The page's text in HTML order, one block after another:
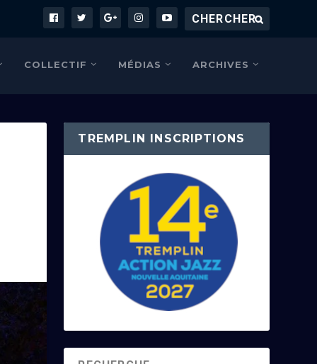
COLLECTIF MÉDIAS ARCHIVES
TREMPLIN INSCRIPTIONS